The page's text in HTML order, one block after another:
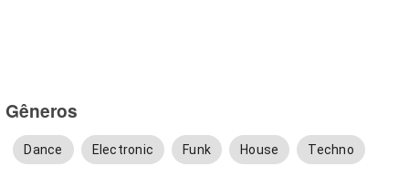
Gêneros
Dance Electronic Funk House Techno